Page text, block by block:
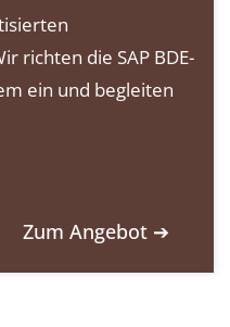
richten die SAP BDE-
ein und begleiten
Zum Angebot ➔